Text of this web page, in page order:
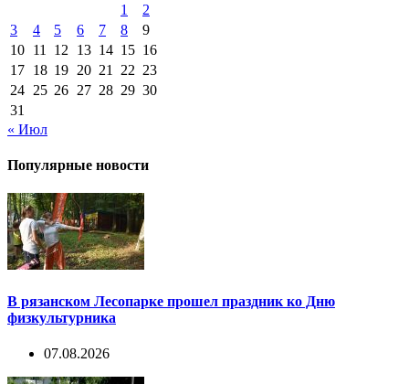
1
2
3
4 5 6 7 8
9
10 11 12 13 14 15 16
17 18 19 20 21 22 23
24 25 26 27 28 29 30
31
« Июл
Популярные новости
В рязанском Лесопарке прошел праздник ко Дню
физкультурника
07.08.2026